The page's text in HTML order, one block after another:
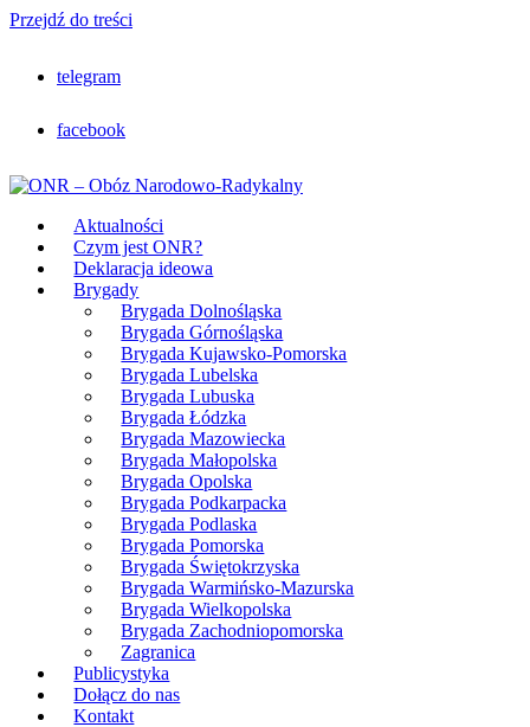
Przejdź do treści
telegram
facebook
Aktualności
Czym jest ONR?
Deklaracja ideowa
Brygady
Brygada Dolnośląska
Brygada Górnośląska
Brygada Kujawsko-Pomorska
Brygada Lubelska
Brygada Lubuska
Brygada Łódzka
Brygada Mazowiecka
Brygada Małopolska
Brygada Opolska
Brygada Podkarpacka
Brygada Podlaska
Brygada Pomorska
Brygada Świętokrzyska
Brygada Warmińsko-Mazurska
Brygada Wielkopolska
Brygada Zachodniopomorska
Zagranica
Publicystyka
Dołącz do nas
Kontakt